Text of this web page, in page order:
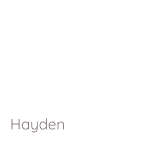
Hayden